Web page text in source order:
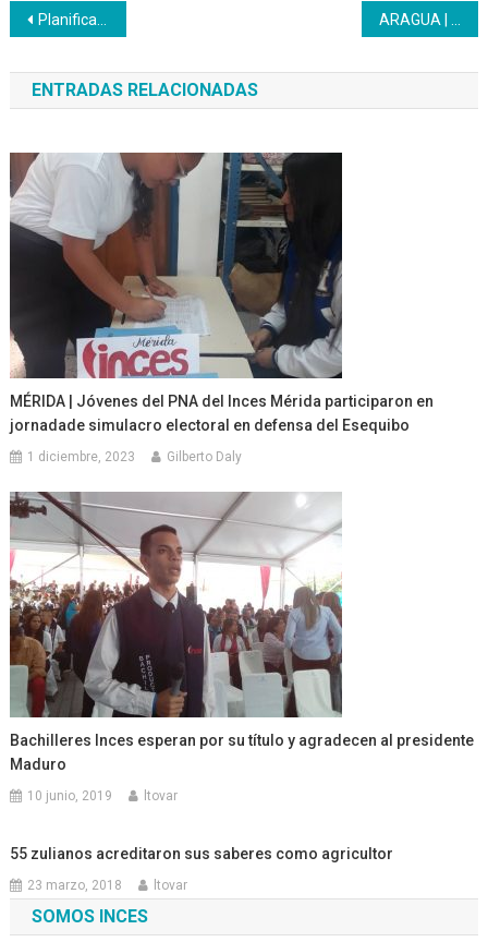
Navegación
de
entradas
Planifican participación del Inces en recuperación y embellecimiento de escuelas en el país
ENTRADAS RELACIONADAS
MÉRIDA | Jóvenes del PNA del Inces Mérida participaron en
jornadade simulacro electoral en defensa del Esequibo
1 diciembre, 2023 Gilberto Daly
Bachilleres Inces esperan por su título y agradecen al presidente
Maduro
10 junio, 2019 ltovar
55 zulianos acreditaron sus saberes como agricultor
23 marzo, 2018 ltovar
SOMOS INCES